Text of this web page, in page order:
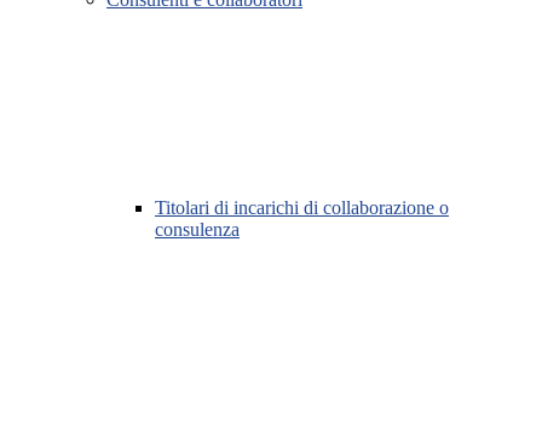
Titolari di incarichi di collaborazione o
consulenza